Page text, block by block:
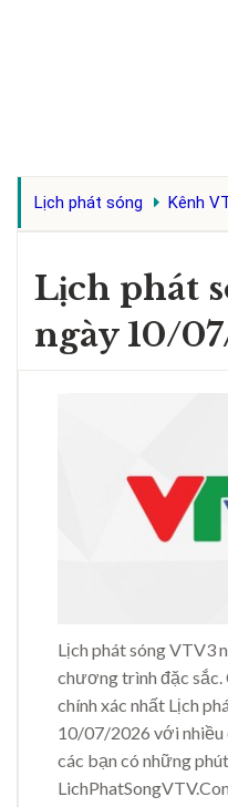
Lịch phát sóng Kênh
Lịch phát
ngày 10/
Lịch phát sóng VTV3
chương trình đặc sắc.
chính xác nhất Lịch
10/07/2026 với nhiều
các bạn có những